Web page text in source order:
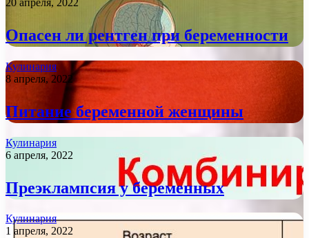
20 апреля, 2022
Опасен ли рентген при беременности
Кулинария
8 апреля, 2022
Питание беременной женщины
Кулинария
6 апреля, 2022
Преэклампсия у беременных
Кулинария
1 апреля, 2022